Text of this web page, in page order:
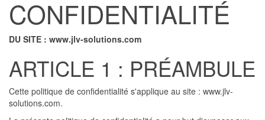
CONFIDENTIALITÉ
DU SITE : www.jlv-solutions.com
ARTICLE 1 : PRÉAMBULE
Cette politique de confidentialité s'applique au site : www.jlv-
solutions.com.